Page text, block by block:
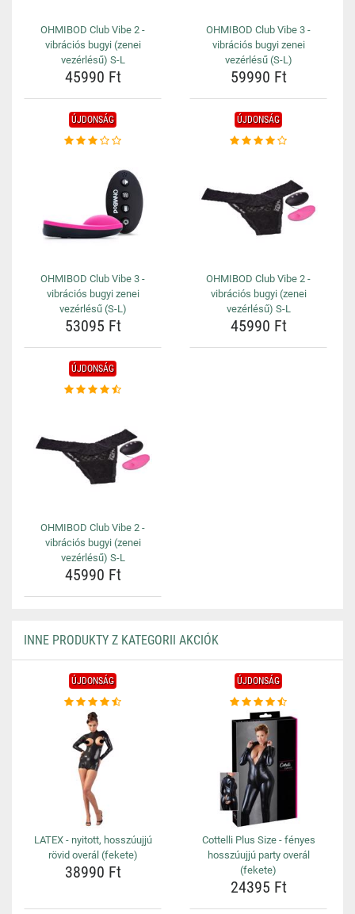
OHMIBOD Club Vibe 2 -
vibrációs bugyi (zenei
vezérlésű) S-L
45990 Ft
OHMIBOD Club Vibe 3 -
vibrációs bugyi zenei
vezérlésű (S-L)
59990 Ft
ÚJDONSÁG
OHMIBOD Club Vibe 3 -
vibrációs bugyi zenei
vezérlésű (S-L)
53095 Ft
ÚJDONSÁG
OHMIBOD Club Vibe 2 -
vibrációs bugyi (zenei
vezérlésű) S-L
45990 Ft
ÚJDONSÁG
OHMIBOD Club Vibe 2 -
vibrációs bugyi (zenei
vezérlésű) S-L
45990 Ft
INNE PRODUKTY Z KATEGORII AKCIÓK
ÚJDONSÁG
LATEX - nyitott, hosszúujjú
rövid overál (fekete)
38990 Ft
ÚJDONSÁG
Cottelli Plus Size - fényes
hosszúujjú party overál
(fekete)
24395 Ft